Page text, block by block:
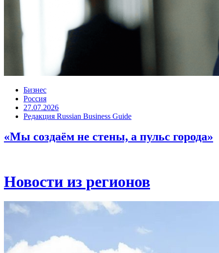
Бизнес
Россия
27.07.2026
Редакция Russian Business Guide
«Мы создаём не стены, а пульс города»
Новости из регионов